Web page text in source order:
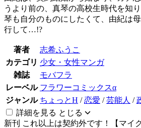
うより前の、真琴の高校生時代を知
琴も自分のものにしたくて、由紀は
行して…!?
著者
志希ふうこ
カテゴリ 少女・女性マンガ
雑誌
モバフラ
レーベル フラワーコミックスα
ジャンル ちょっとH /恋愛 /芸能人 /
詳細を見る とじる
新刊 これ以上は契約外です！【マイ